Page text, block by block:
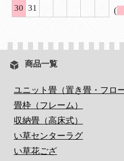
30 31 (
商品一覧
ユニット畳（置き畳・フロ
畳枠（フレーム）
収納畳（高床式）
い草センターラグ
い草花ござ